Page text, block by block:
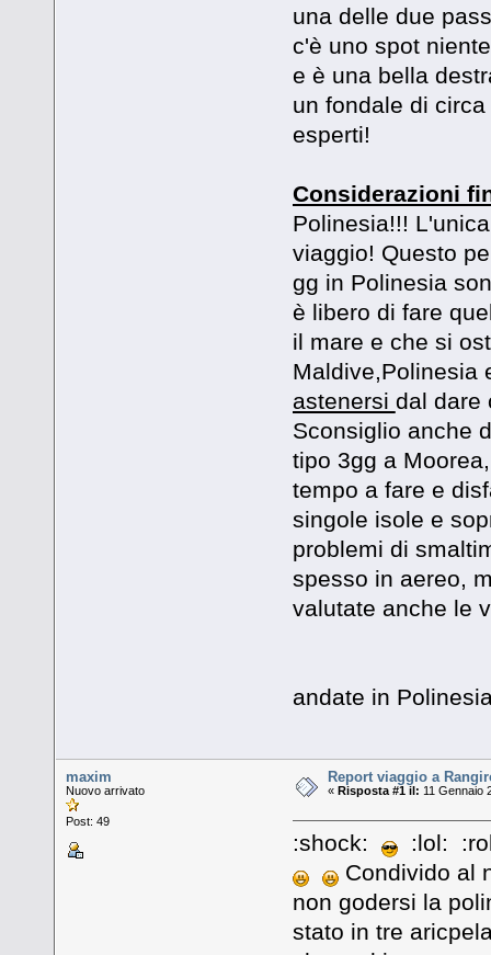
una delle due
c'è uno spot
e è una bella
un fondale di
esperti!
Considerazioni
Polinesia!!!
viaggio! Questo
gg in Polinesia
è libero di fare
il mare e che si
Maldive,Polinesia
astenersi dal
Sconsiglio anche
tipo 3gg a
tempo a fare e
singole isole e
problemi di
spesso in aereo,
valutate anche le
andate in
maxim
Nuovo arrivato
Post: 49
Report viaggio a
« Risposta #1 il: 11 Gennaio
:shock:
:lol:
Condivido al
non godersi la
stato in tre